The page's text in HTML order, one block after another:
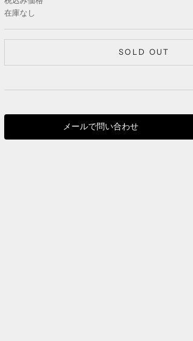
在庫なし
SOLD OUT
メールで問い合わせ